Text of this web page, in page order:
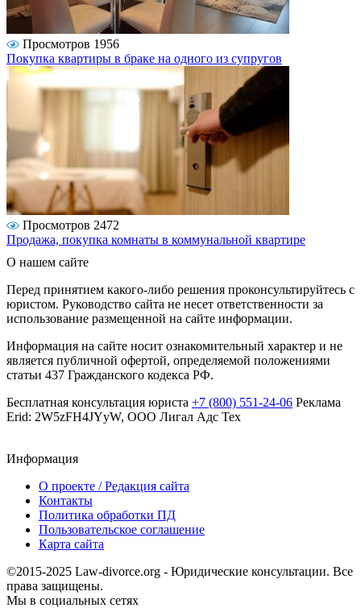
Просмотров 1956
Покупка квартиры в браке на одного из супругов
Просмотров 2472
Продажа, покупка комнаты в коммунальной квартире
О нашем сайте
Перед принятием какого-либо решения проконсультируйтесь с
юристом. Руководство сайта не несет ответственности за
использование размещенной на сайте информации.
Информация на сайте носит ознакомительный характер и не
является публичной офертой, определяемой положениями
статьи 437 Гражданского кодекса РФ.
Бесплатная консультация юриста +7 (800) 551-24-06 Реклама
Erid: 2W5zFH4JYyW, ООО Лигал Адс Тех
Информация
О проекте / Редакция сайта
Контакты
Политика обработки ПД
Пользовательское соглашение
Карта сайта
©2015-2025 Law-divorce.org - Юридические консультации. Все
права защищены.
Мы в социальных сетях